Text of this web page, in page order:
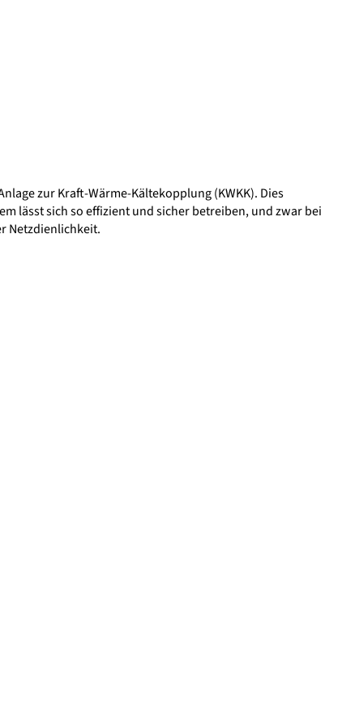
zur Kraft-Wärme-Kältekopplung (KWKK). Dies
lässt sich so effizient und sicher betreiben, und zwar bei
Netzdienlichkeit.